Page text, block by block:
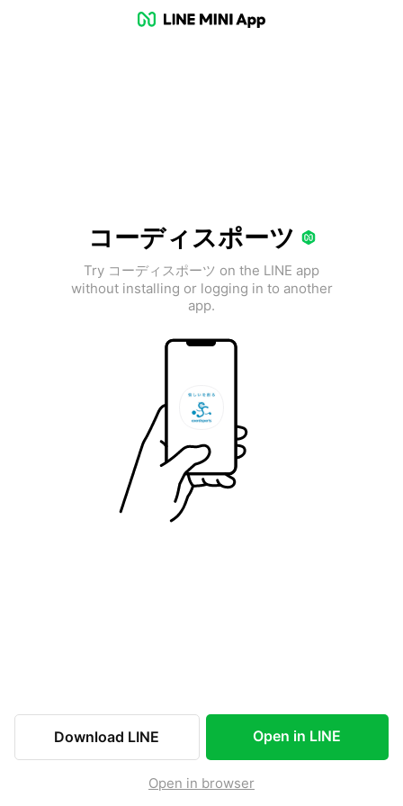
コーディスポーツ
Try コーディスポーツ on the LINE app
without installing or logging in to another
app.
Download LINE Open in LINE
Open in browser